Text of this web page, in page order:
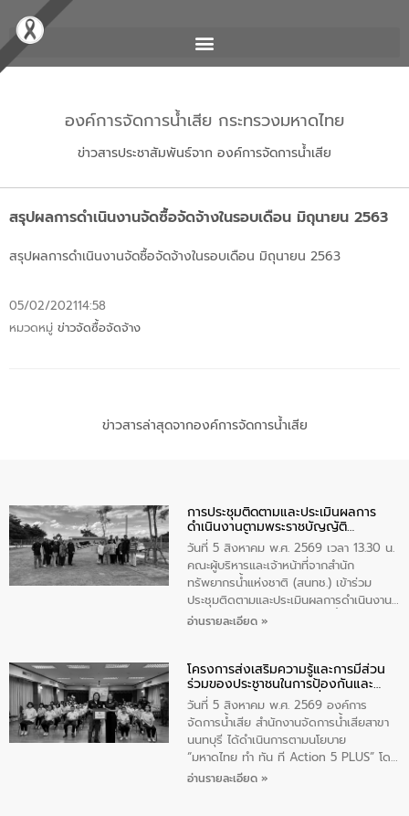
องค์การจัดการน้ำเสีย กระทรวงมหาดไทย
ข่าวสารประชาสัมพันธ์จาก องค์การจัดการน้ำเสีย
สรุปผลการดำเนินงานจัดซื้อจัดจ้างในรอบเดือน มิถุนายน 2563
สรุปผลการดำเนินงานจัดซื้อจัดจ้างในรอบเดือน มิถุนายน 2563
05/02/202114:58
หมวดหมู่ ข่าวจัดซื้อจัดจ้าง
ข่าวสารล่าสุดจากองค์การจัดการน้ำเสีย
การประชุมติดตามและประเมินผลการ
ดำเนินงานตามพระราชบัญญัติ
ทรัพยากรน้ำ พ.ศ. 2561 ประจำ
ปีงบประมาณ พ.ศ. 2569
วันที่ 5 สิงหาคม พ.ศ. 2569 เวลา 13.30 น.
คณะผู้บริหารและเจ้าหน้าที่จากสำนัก
ทรัพยากรน้ำแห่งชาติ (สนทช.) เข้าร่วม
ประชุมติดตามและประเมินผลการดำเนินงาน
ตามพระราชบัญญัติทรัพยากรน้ำ พ.ศ. 2561
วัดสิงห์ จังหวัดชัยนาท โดยมีนายแสงชัย
สุขชื่น นายกเทศมนตรีตำบลวัดสิงห์ คณะผู้
บริหารเทศบาลตำบลวัดสิงห์ ผู้นำชุมชน และ
ประชาชนในพื้นที่เทศบาลตำบลวัดสิงก์ที่มี
ส่วนได้ส่วนเสียในโครงก่อสร้างศูนย์บริหาร
จัดการคุณภาพน้ำเทศบาลตำบลวัดสิงห์
จังหวัดชัยนาท ให้การต้อนรับ
อ่านรายละเอียด »
โครงการส่งเสริมความรู้และการมีส่วน
ร่วมของประชาชนในการป้องกันและ
แก้ไขปัญหาน้ำเสียอย่างยั่งยืน
วันที่ 5 สิงหาคม พ.ศ. 2569 องค์การ
จัดการน้ำเสีย สำนักงานจัดการน้ำเสียสาขา
นนทบุรี ได้ดำเนินการตามนโยบาย
“มหาดไทย ทำ ทัน ที Action 5 PLUS” โดย
จัดโครงการส่งเสริมความรู้และการมีส่วน
อ่านรายละเอียด »